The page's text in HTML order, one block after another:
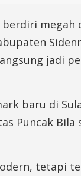
megah
jadi
baru di
Puncak Bila
tetapi